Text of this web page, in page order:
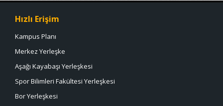
Hızlı Erişim
Kampus Planı
Merkez Yerleşke
Aşağı Kayabaşı Yerleşkesi
Spor Bilimleri Fakültesi Yerleşkesi
Bor Yerleşkesi